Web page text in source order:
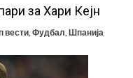
за Хари Кејн
вести,Фудбал,Шпанија